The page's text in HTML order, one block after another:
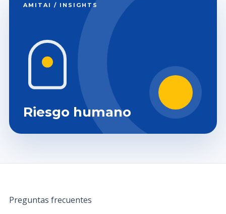
AMITAI / INSIGHTS
Riesgo humano
Preguntas frecuentes